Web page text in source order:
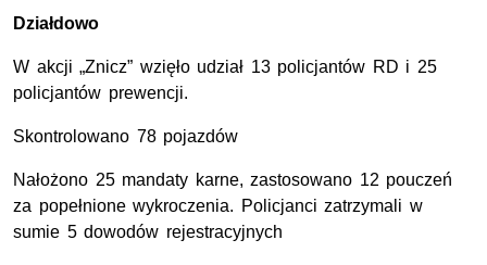
Działdowo
W akcji „Znicz” wzięło udział 13 policjantów RD i 25
policjantów prewencji.
Skontrolowano 78 pojazdów
Nałożono 25 mandaty karne, zastosowano 12 pouczeń
za popełnione wykroczenia. Policjanci zatrzymali w
sumie 5 dowodów rejestracyjnych